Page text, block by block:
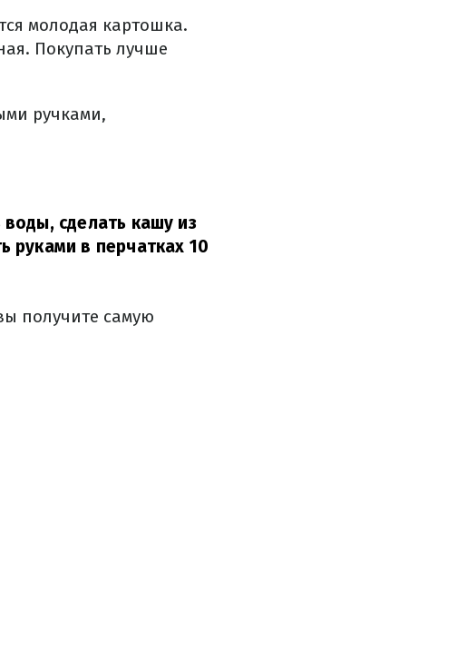
молодая картошка.
Покупать лучше
ручками,
сделать кашу из
руками в перчатках 10
получите самую